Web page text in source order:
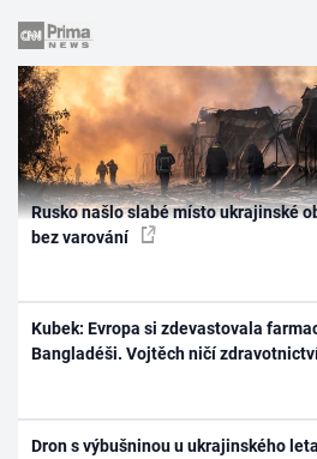
Rusko našlo slabé místo ukrajinské
bez varování
Kubek: Evropa si zdevastovala
Bangladéši. Vojtěch ničí
Dron s výbušninou u ukrajinského